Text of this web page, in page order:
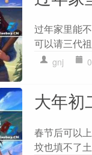
过年家里能
可以请三代
gnj
大年初
春节后可以
坟也填不了